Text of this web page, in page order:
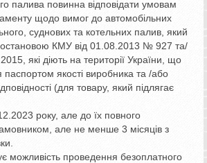
палива повинна відповідати умовам
щодо вимог до автомобільних
суднових та котельних палив, який
КМУ від 01.08.2013 № 927 та/
які діють на території України, що
паспортом якості виробника та /або
(для товару, який підлягає
року, але до їх повного
але не менше 3 місяців з
можливість проведення безоплатного